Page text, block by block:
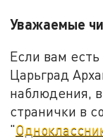
Уважаемые
Если вам
Царьград
наблюдения,
странички в
"